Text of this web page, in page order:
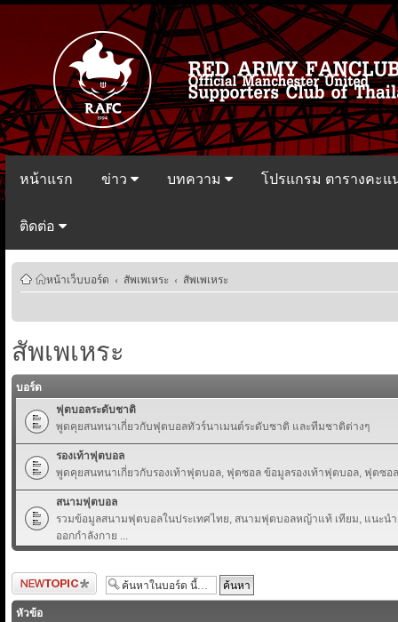
หน้าแรก ข่าว บทความ โปรแกรม ตารางคะ
ติดต่อ
หน้าเว็บบอร์ด ‹ สัพเพเหระ ‹ สัพเพเหระ
สัพเพเหระ
บอร์ด
ฟุตบอลระดับชาติ
พูดคุยสนทนาเกี่ยวกับฟุตบอลทัวร์นาเมนต์ระดับชาติ และทีมชาติต่างๆ
รองเท้าฟุตบอล
พูดคุยสนทนาเกี่ยวกับรองเท้าฟุตบอล, ฟุตซอล ข้อมูลรองเท้าฟุตบอล, ฟุตซอ
สนามฟุตบอล
รวมข้อมูลสนามฟุตบอลในประเทศไทย, สนามฟุตบอลหญ้าแท้ เทียม, แนะน
ออกกำลังกาย ...
ตั้งกระทู้ใหม่
หัวข้อ